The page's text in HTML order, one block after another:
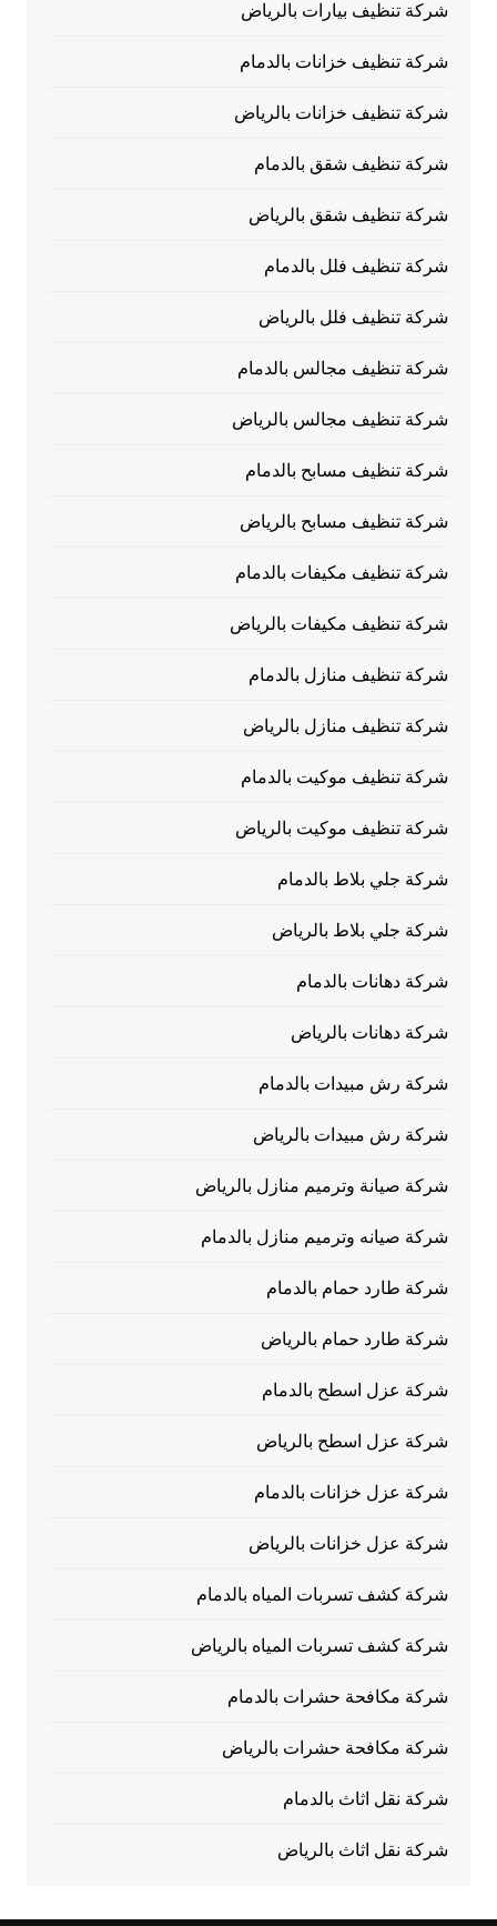
شركة تنظيف بيارات بالرياض
شركة تنظيف خزانات بالدمام
شركة تنظيف خزانات بالرياض
شركة تنظيف شقق بالدمام
شركة تنظيف شقق بالرياض
شركة تنظيف فلل بالدمام
شركة تنظيف فلل بالرياض
شركة تنظيف مجالس بالدمام
شركة تنظيف مجالس بالرياض
شركة تنظيف مسابح بالدمام
شركة تنظيف مسابح بالرياض
شركة تنظيف مكيفات بالدمام
شركة تنظيف مكيفات بالرياض
شركة تنظيف منازل بالدمام
شركة تنظيف منازل بالرياض
شركة تنظيف موكيت بالدمام
شركة تنظيف موكيت بالرياض
شركة جلي بلاط بالدمام
شركة جلي بلاط بالرياض
شركة دهانات بالدمام
شركة دهانات بالرياض
شركة رش مبيدات بالدمام
شركة رش مبيدات بالرياض
شركة صيانة وترميم منازل بالرياض
شركة صيانه وترميم منازل بالدمام
شركة طارد حمام بالدمام
شركة طارد حمام بالرياض
شركة عزل اسطح بالدمام
شركة عزل اسطح بالرياض
شركة عزل خزانات بالدمام
شركة عزل خزانات بالرياض
شركة كشف تسربات المياه بالدمام
شركة كشف تسربات المياه بالرياض
شركة مكافحة حشرات بالدمام
شركة مكافحة حشرات بالرياض
شركة نقل اثاث بالدمام
شركة نقل اثاث بالرياض